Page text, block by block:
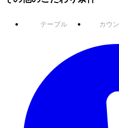
テーブル カウ